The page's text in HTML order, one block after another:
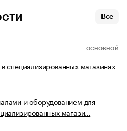
Все
ОСНОВНОЙ
специализированных магазинах
и оборудованием для
магази…